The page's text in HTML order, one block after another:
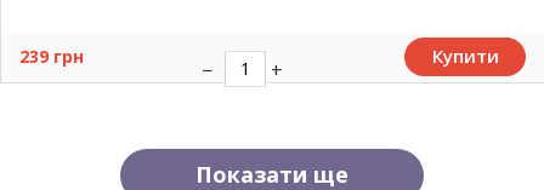
239 грн Купити
Показати ще